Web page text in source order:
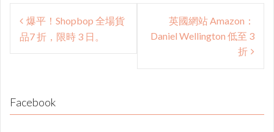
Post
navigation
爆平！Shopbop 全場貨
品7 折，限時 3 日。
英國網站 Amazon：
Daniel Wellington 低至 3
折
Facebook